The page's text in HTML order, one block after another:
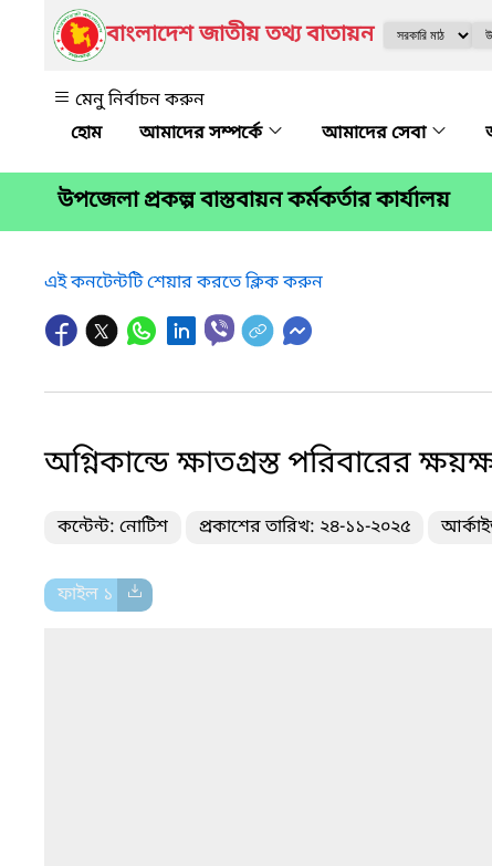
বাংলাদেশ জাতীয় তথ্য বাতায়ন
মেনু নির্বাচন করুন
আমাদের সম্পর্কে
আমাদের সেবা
উপজেলা প্রকল্প বাস্তবায়ন কর্মকর্তার কার্যালয়
এই কনটেন্টটি শেয়ার করতে ক্লিক করুন
অগ্নিকান্ডে ক্ষাতগ্রস্ত পরিবারের
কন্টেন্ট: নোটিশ প্রকাশের তারিখ: ২৪-১১-২০২৫
ফাইল ১